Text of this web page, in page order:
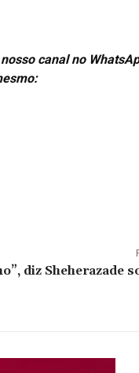
canal no
diz Sheherazade